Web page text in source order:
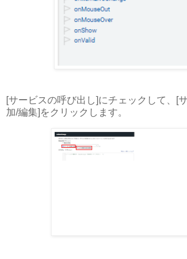
[サービスの呼び出し]にチェックして、[
加/編集]をクリックします。